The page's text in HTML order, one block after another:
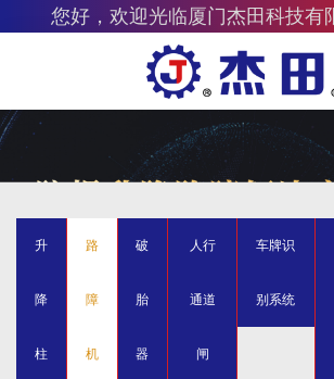
您好，欢迎光临厦门杰田科技有
升
降
柱
路
障
机
破
胎
器
人行
通道
闸
车牌识
别系统